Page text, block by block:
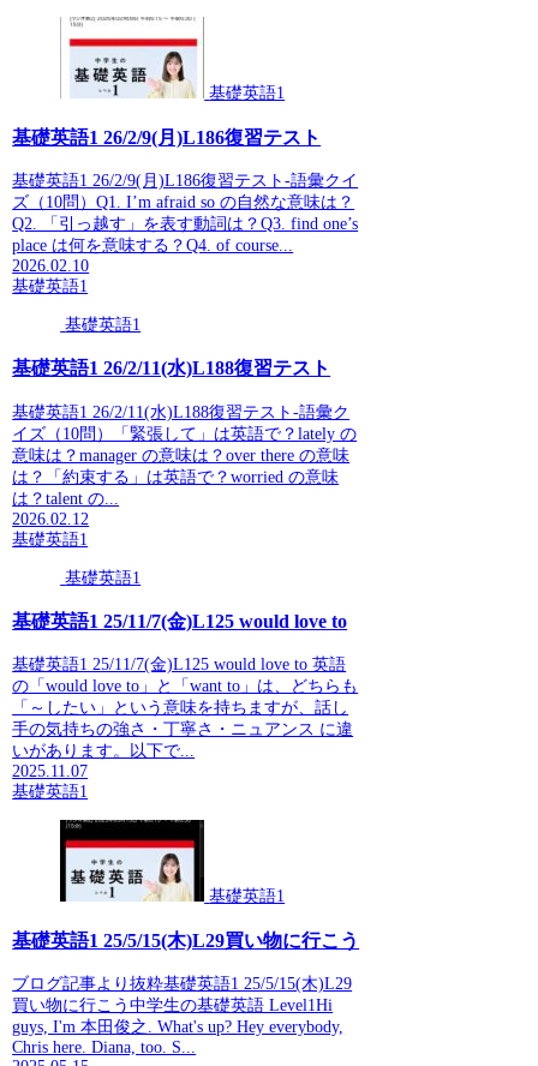
基礎英語1
基礎英語1 26/2/9(月)L186復習テスト
基礎英語1 26/2/9(月)L186復習テスト-語彙クイ
ズ（10問）Q1. I’m afraid so の自然な意味は？
Q2. 「引っ越す」を表す動詞は？Q3. find one’s
place は何を意味する？Q4. of course...
2026.02.10
基礎英語1
基礎英語1
基礎英語1 26/2/11(水)L188復習テスト
基礎英語1 26/2/11(水)L188復習テスト-語彙ク
イズ（10問）「緊張して」は英語で？lately の
意味は？manager の意味は？over there の意味
は？「約束する」は英語で？worried の意味
は？talent の...
2026.02.12
基礎英語1
基礎英語1
基礎英語1 25/11/7(金)L125 would love to
基礎英語1 25/11/7(金)L125 would love to 英語
の「would love to」と「want to」は、どちらも
「～したい」という意味を持ちますが、話し
手の気持ちの強さ・丁寧さ・ニュアンス に違
いがあります。以下で...
2025.11.07
基礎英語1
基礎英語1
基礎英語1 25/5/15(木)L29買い物に行こう
ブログ記事より抜粋基礎英語1 25/5/15(木)L29
買い物に行こう中学生の基礎英語 Level1Hi
guys, I'm 本田俊之. What's up? Hey everybody,
Chris here. Diana, too. S...